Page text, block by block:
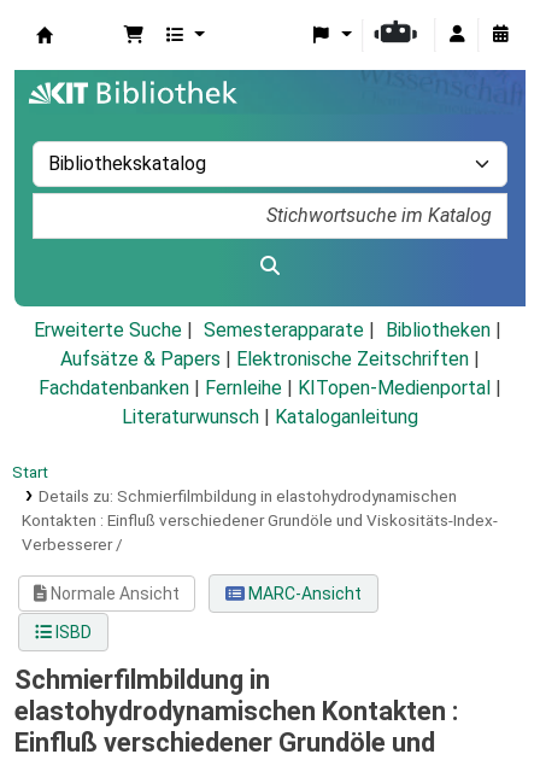
Erweiterte Suche Semesterapparate
Bibliotheken
Aufsätze & Papers
Elektronische Zeitschriften
Fachdatenbanken
Fernleihe KITopen-Medienportal
Literaturwunsch
Kataloganleitung
Start
Details zu: Schmierfilmbildung in elastohydrodynamischen
Kontakten : Einfluß verschiedener Grundöle und Viskositäts-Index-
Verbesserer /
Normale Ansicht
MARC-Ansicht
ISBD
Schmierfilmbildung in
elastohydrodynamischen Kontakten :
Einfluß verschiedener Grundöle und